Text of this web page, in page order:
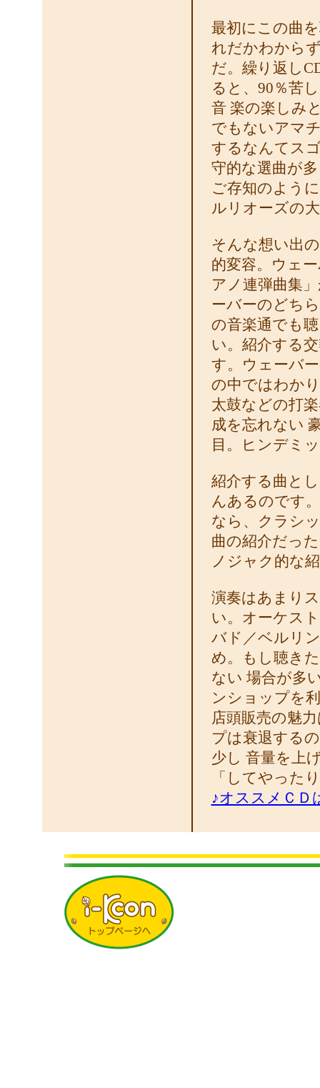
最初にこの曲
れだかわから
だ。繰り返し
ると、90％苦
音 楽の楽しみ
でもないアマ
するなんてス
守的な選曲が
ご存知のよう
ルリオーズの
そんな想い出
的変容。ウェ
アノ連弾曲集
ーバーのどち
の音楽通でも
い。紹介する
す。ウェーバ
の中ではわか
太鼓などの打
成を忘れない
目。ヒンデミ
紹介する曲と
んあるのです
なら、クラシ
曲の紹介だっ
ノジャク的な
演奏はあまり
い。オーケス
バド／ベルリ
め。もし聴き
ない 場合が多
ンショップを
店頭販売の魅
プは衰退する
少し 音量を上
「してやった
♪オススメＣＤ